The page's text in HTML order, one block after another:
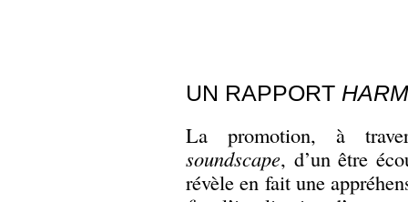
UN RAPPORT
La promotion, à
soundscape, d’un être
révèle en fait une